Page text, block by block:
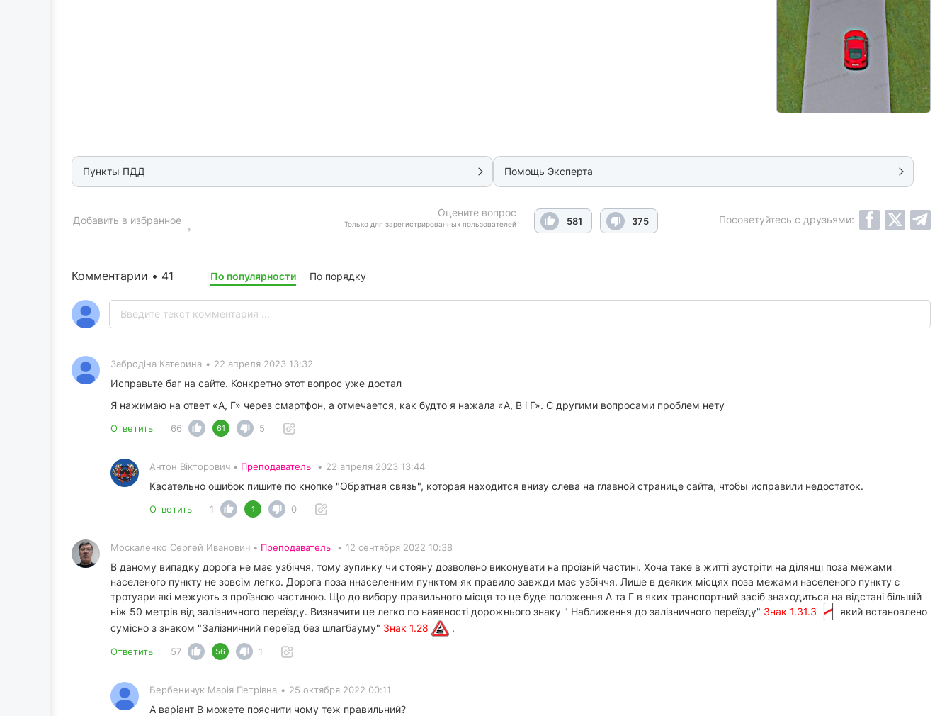
Пункты ПДД Помощь Эксперта
Оцените вопрос
Только для зарегистрированных пользователей 581 375
Добавить в избранное Посоветуйтесь с друзьями:
Комментарии • 41 По популярности По порядку
Забродіна Катерина • 22 апреля 2023 13:32
Исправьте баг на сайте. Конкретно этот вопрос уже достал
Я нажимаю на ответ «А, Г» через смартфон, а отмечается, как будто я нажала «А, В і Г». С другими вопросами проблем нету
Ответить 66 61 5
Антон Вікторович • Преподаватель • 22 апреля 2023 13:44
Касательно ошибок пишите по кнопке "Обратная связь", которая находится внизу слева на главной странице сайта, чтобы исправили недостаток.
Ответить 1 1 0
Москаленко Сергей Иванович • Преподаватель • 12 сентября 2022 10:38
В даному випадку дорога не має узбіччя, тому зупинку чи стояну дозволено виконувати на проїзній частині. Хоча таке в житті зустріти на ділянці поза межами
населеного пункту не зовсім легко. Дорога поза ннаселенним пунктом як правило завжди має узбіччя. Лише в деяких місцях поза межами населеного пункту є
тротуари які межують з проїзною частиною. Що до вибору правильного місця то це буде положення А та Г в яких транспортний засіб знаходиться на відстані більшій
ніж 50 метрів від залізничного переїзду. Визначити це легко по наявності дорожнього знаку " Наближення до залізничного переїзду" Знак 1.31.3
який встановлено
сумісно з знаком "Залізничний переїзд без шлагбауму" Знак 1.28 .
Ответить 57 56 1
Бербеничук Марія Петрівна • 25 октября 2022 00:11
А варіант В можете пояснити чому теж правильний?